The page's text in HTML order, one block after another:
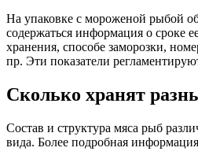
На упаковке с мороженой рыбой
содержаться информация о сроке
хранения, способе заморозки,
пр. Эти показатели
Сколько хранят
Состав и структура мяса рыб
вида. Более подробная